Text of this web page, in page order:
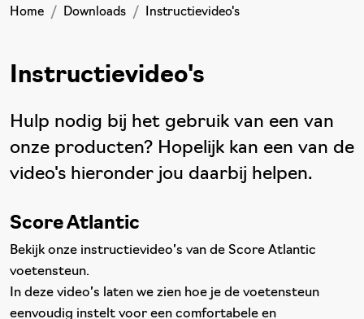
Home Downloads Instructievideo's
Instructievideo's
Hulp nodig bij het gebruik van een van
onze producten? Hopelijk kan een van de
video's hieronder jou daarbij helpen.
Score Atlantic
Bekijk onze instructievideo’s van de Score Atlantic
voetensteun.
In deze video’s laten we zien hoe je de voetensteun
eenvoudig instelt voor een comfortabele en